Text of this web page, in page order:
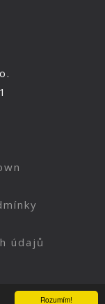
Rozumím!
údajů